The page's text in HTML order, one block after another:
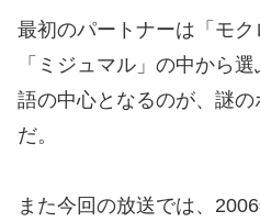
最初のパートナーは「モク
「ミジュマル」の中から
語の中心となるのが、謎の
だ。
また今回の放送では、